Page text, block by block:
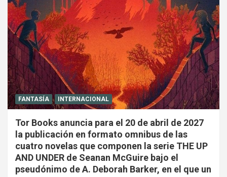
FANTASÍA INTERNACIONAL
Tor Books anuncia para el 20 de abril de 2027
la publicación en formato omnibus de las
cuatro novelas que componen la serie THE UP
AND UNDER de Seanan McGuire bajo el
pseudónimo de A. Deborah Barker, en el que un